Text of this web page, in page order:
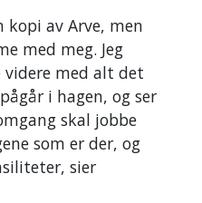
kopi av Arve, men
med meg. Jeg
med alt det
i hagen, og ser
skal jobbe
som er der, og
sier